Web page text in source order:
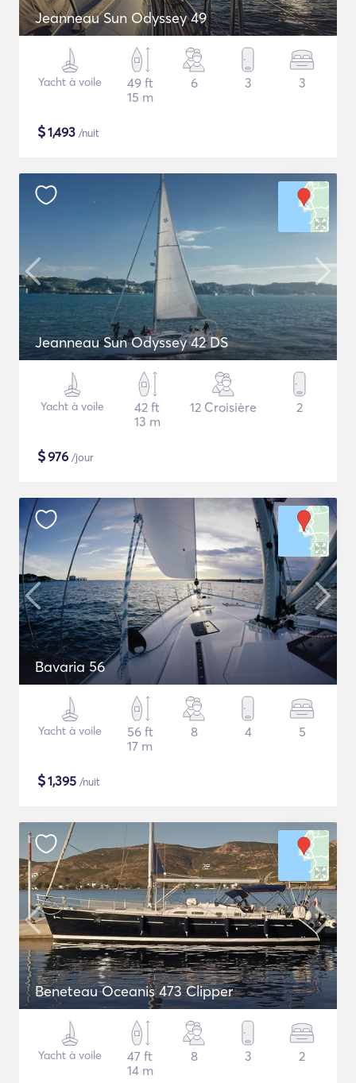
Jeanneau Sun Odyssey 49
Yacht à voile
49 ft
15 m
6 3 3
$1,493 /nuit
Jeanneau Sun Odyssey 42 DS
Yacht à voile
42 ft
13 m
12 Croisière 2
$976 /jour
Bavaria 56
Yacht à voile
56 ft
17 m
8 4 5
$1,395 /nuit
Beneteau Oceanis 473 Clipper
Yacht à voile
47 ft
14 m
8 3 2